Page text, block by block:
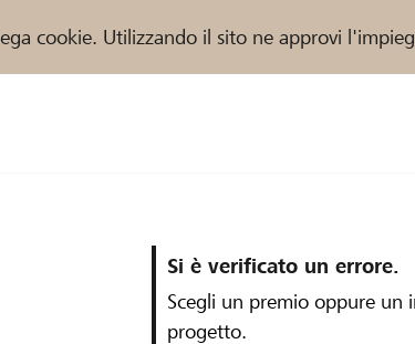
cookie. Utilizzando il sito ne approvi
Si è verificato un errore.
Scegli un premio oppure un
progetto.